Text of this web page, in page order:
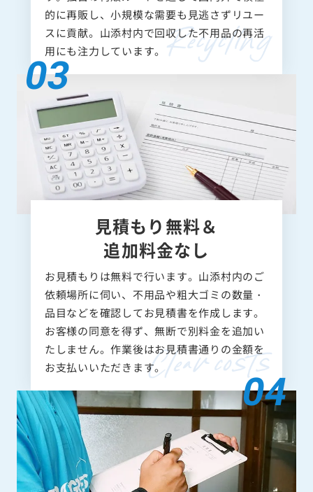
的に再販し、小規模な需要も見逃さずリユー
スに貢献。山添村内で回収した不用品の再活
用にも注力しています。
見積もり無料＆
追加料金なし
お見積もりは無料で行います。山添村内のご
依頼場所に伺い、不用品や粗大ゴミの数量・
品目などを確認してお見積書を作成します。
お客様の同意を得ず、無断で別料金を追加い
たしません。作業後はお見積書通りの金額を
お支払いいただきます。